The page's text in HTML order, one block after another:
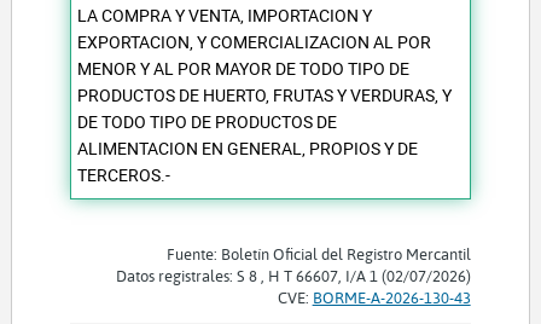
LA COMPRA Y VENTA, IMPORTACION Y
EXPORTACION, Y COMERCIALIZACION AL POR
MENOR Y AL POR MAYOR DE TODO TIPO DE
PRODUCTOS DE HUERTO, FRUTAS Y VERDURAS, Y
DE TODO TIPO DE PRODUCTOS DE
ALIMENTACION EN GENERAL, PROPIOS Y DE
TERCEROS.-
Fuente: Boletín Oficial del Registro Mercantil
Datos registrales: S 8 , H T 66607, I/A 1 (02/07/2026)
CVE: BORME-A-2026-130-43